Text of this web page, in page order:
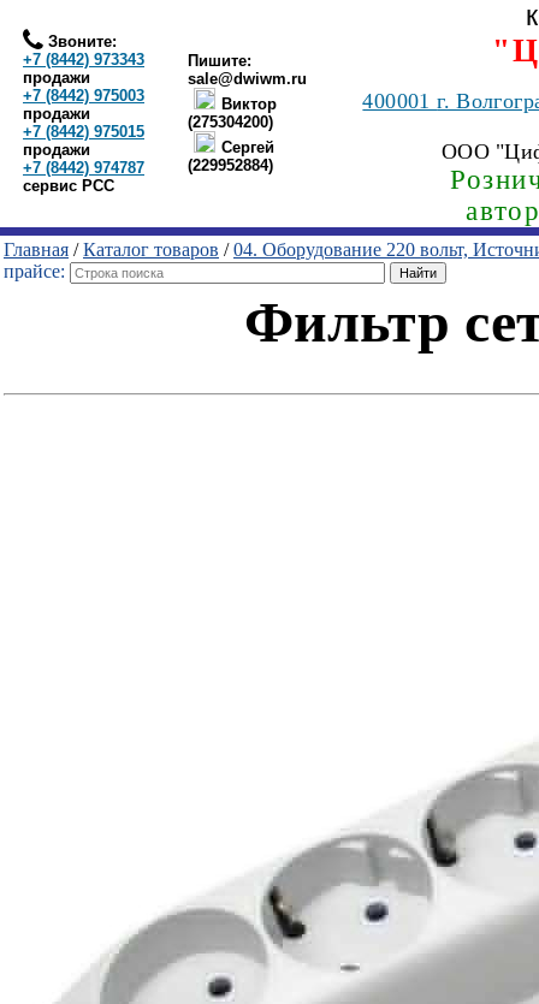
Звоните:
+7 (8442) 973343
продажи
+7 (8442) 975003
продажи
+7 (8442) 975015
продажи
+7 (8442) 974787
сервис РСС
Пишите:
sale@dwiwm.ru
Виктор
(275304200)
Сергей
(229952884)
400001г.
ООО
Главная /Каталог товаров /04. Оборудование 220 вольт,
прайсе:
Фильтр